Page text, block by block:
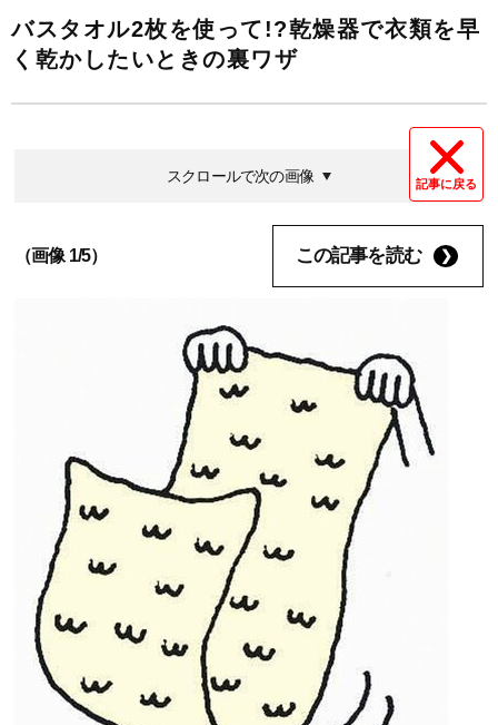
バスタオル2枚を使って!?乾燥器で衣類を早
く乾かしたいときの裏ワザ
記事に戻る
スクロールで次の画像
（画像 1/5） この記事を読む